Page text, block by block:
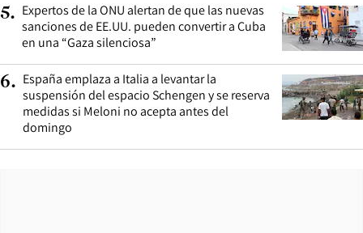
5. Expertos de la ONU alertan de que las nuevas
sanciones de EE.UU. pueden convertir a Cuba
en una “Gaza silenciosa”
6. España emplaza a Italia a levantar la
suspensión del espacio Schengen y se reserva
medidas si Meloni no acepta antes del
domingo